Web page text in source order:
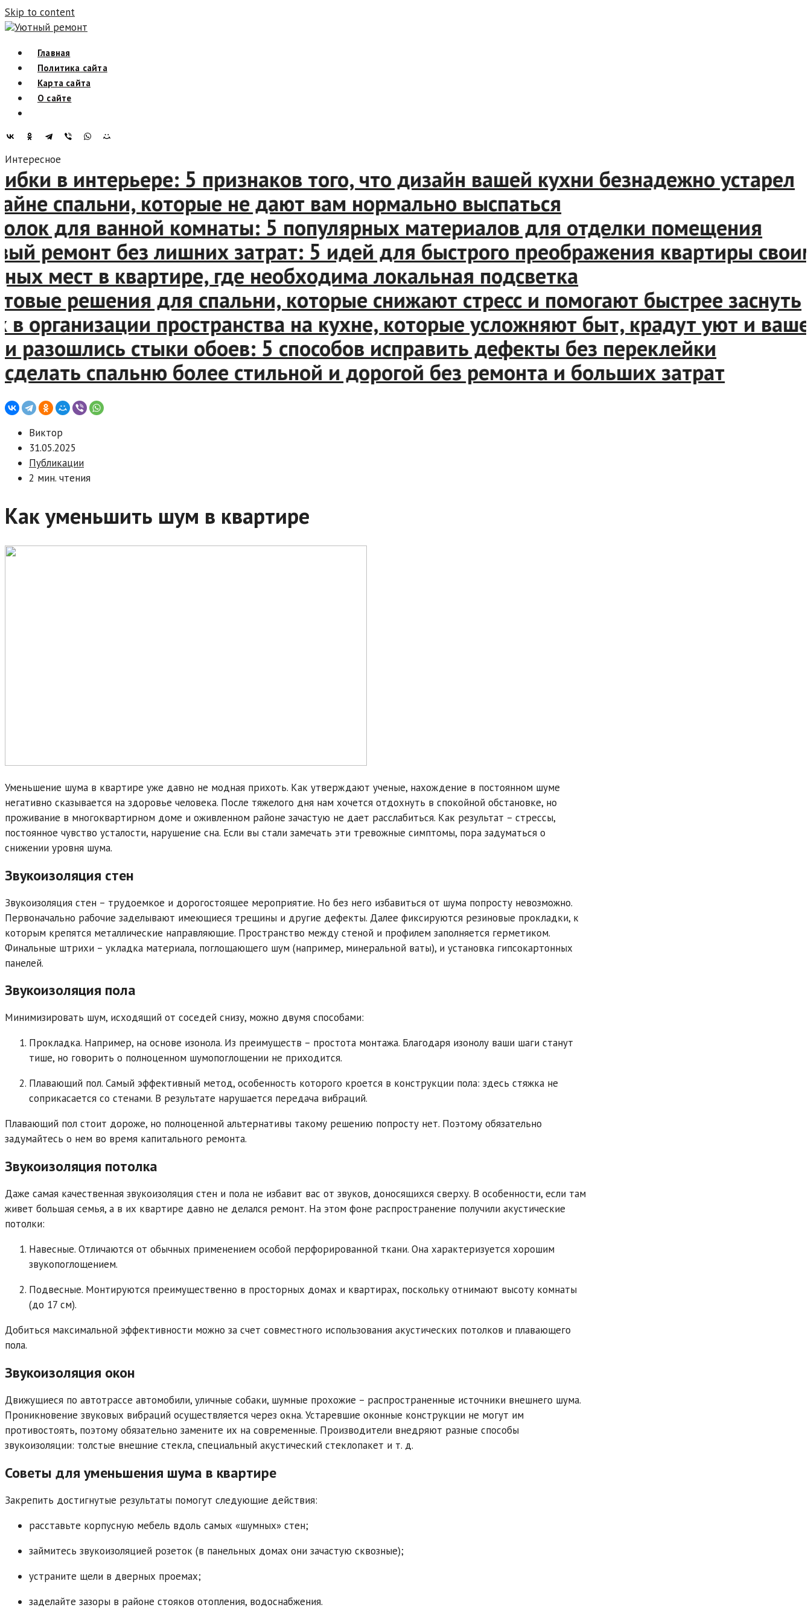
Skip to content
Уютный ремонт
Главная
Политика сайта
Карта сайта
О сайте
Интересное
в интерьере: 5 признаков того, что дизайн вашей кухни безнадежно устарел
спальни, которые не дают вам нормально выспаться
для ванной комнаты: 5 популярных материалов для отделки помещения
ремонт без лишних затрат: 5 идей для быстрого преображения квартиры
мест в квартире, где необходима локальная подсветка
решения для спальни, которые снижают стресс и помогают быстрее заснуть
пространства на кухне, которые усложняют быт, крадут уют и ваше
стыки обоев: 5 способов исправить дефекты без переклейки
спальню более стильной и дорогой без ремонта и больших затрат
Виктор
31.05.2025
Публикации
2 мин. чтения
Как уменьшить шум в квартире
Уменьшение шума в квартире уже давно не модная прихоть. Как утверждают ученые, нахождение в постоянном шуме
негативно сказывается на здоровье человека. После тяжелого дня нам хочется отдохнуть в спокойной обстановке, но
проживание в многоквартирном доме и оживленном районе зачастую не дает расслабиться. Как результат – стрессы,
постоянное чувство усталости, нарушение сна. Если вы стали замечать эти тревожные симптомы, пора задуматься о
снижении уровня шума.
Звукоизоляция стен
Звукоизоляция стен – трудоемкое и дорогостоящее мероприятие. Но без него избавиться от шума попросту невозможно.
Первоначально рабочие заделывают имеющиеся трещины и другие дефекты. Далее фиксируются резиновые прокладки, к
которым крепятся металлические направляющие. Пространство между стеной и профилем заполняется герметиком.
Финальные штрихи – укладка материала, поглощающего шум (например, минеральной ваты), и установка гипсокартонных
панелей.
Звукоизоляция пола
Минимизировать шум, исходящий от соседей снизу, можно двумя способами:
Прокладка. Например, на основе изонола. Из преимуществ – простота монтажа. Благодаря изонолу ваши шаги станут
тише, но говорить о полноценном шумопоглощении не приходится.
Плавающий пол. Самый эффективный метод, особенность которого кроется в конструкции пола: здесь стяжка не
соприкасается со стенами. В результате нарушается передача вибраций.
Плавающий пол стоит дороже, но полноценной альтернативы такому решению попросту нет. Поэтому обязательно
задумайтесь о нем во время капитального ремонта.
Звукоизоляция потолка
Даже самая качественная звукоизоляция стен и пола не избавит вас от звуков, доносящихся сверху. В особенности, если там
живет большая семья, а в их квартире давно не делался ремонт. На этом фоне распространение получили акустические
потолки:
Навесные. Отличаются от обычных применением особой перфорированной ткани. Она характеризуется хорошим
звукопоглощением.
Подвесные. Монтируются преимущественно в просторных домах и квартирах, поскольку отнимают высоту комнаты
(до 17 см).
Добиться максимальной эффективности можно за счет совместного использования акустических потолков и плавающего
пола.
Звукоизоляция окон
Движущиеся по автотрассе автомобили, уличные собаки, шумные прохожие – распространенные источники внешнего шума.
Проникновение звуковых вибраций осуществляется через окна. Устаревшие оконные конструкции не могут им
противостоять, поэтому обязательно замените их на современные. Производители внедряют разные способы
звукоизоляции: толстые внешние стекла, специальный акустический стеклопакет и т. д.
Советы для уменьшения шума в квартире
Закрепить достигнутые результаты помогут следующие действия:
расставьте корпусную мебель вдоль самых «шумных» стен;
займитесь звукоизоляцией розеток (в панельных домах они зачастую сквозные);
устраните щели в дверных проемах;
заделайте зазоры в районе стояков отопления, водоснабжения.